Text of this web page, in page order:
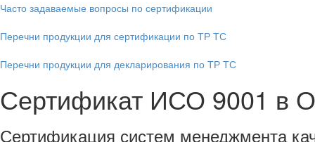
Часто задаваемые вопросы по сертификации
Перечни продукции для сертификации по ТР ТС
Перечни продукции для декларирования по ТР ТС
Сертификат ИСО 9001 в
Сертификация систем менеджмента